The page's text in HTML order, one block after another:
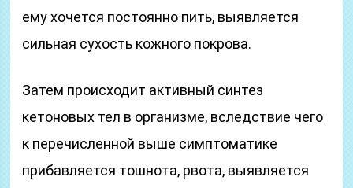
ему хочется постоянно пить, выявляется
сильная сухость кожного покрова.
Затем происходит активный синтез
кетоновых тел в организме, вследствие чего
к перечисленной выше симптоматике
прибавляется тошнота, рвота, выявляется